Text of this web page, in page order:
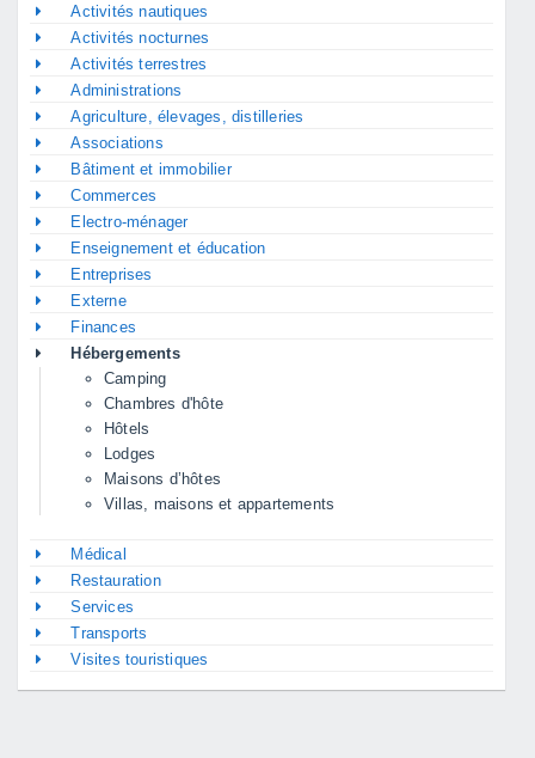
Activités nautiques
Activités nocturnes
Activités terrestres
Administrations
Agriculture, élevages, distilleries
Associations
Bâtiment et immobilier
Commerces
Electro-ménager
Enseignement et éducation
Entreprises
Externe
Finances
Hébergements
Camping
Chambres d'hôte
Hôtels
Lodges
Maisons d’hôtes
Villas, maisons et appartements
Médical
Restauration
Services
Transports
Visites touristiques